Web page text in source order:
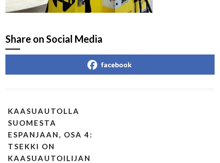
Share on Social Media
facebook
KAASUAUTOLLA
SUOMESTA
ESPANJAAN, OSA 4:
TSEKKI ON
KAASUAUTOILIJAN